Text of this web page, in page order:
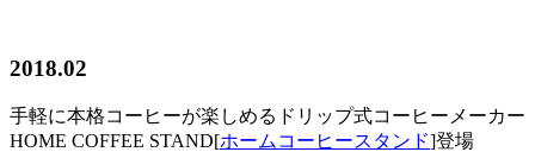
2018.02
手軽に本格コーヒーが楽しめるドリップ式コーヒーメーカー
HOME COFFEE STAND[ホームコーヒースタンド]登場